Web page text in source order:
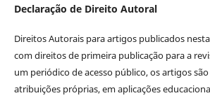
Declaração de Direito Autoral
Direitos Autorais para artigos publicados
com direitos de primeira publicação para a
um periódico de acesso público, os artigos
atribuições próprias, em aplicações